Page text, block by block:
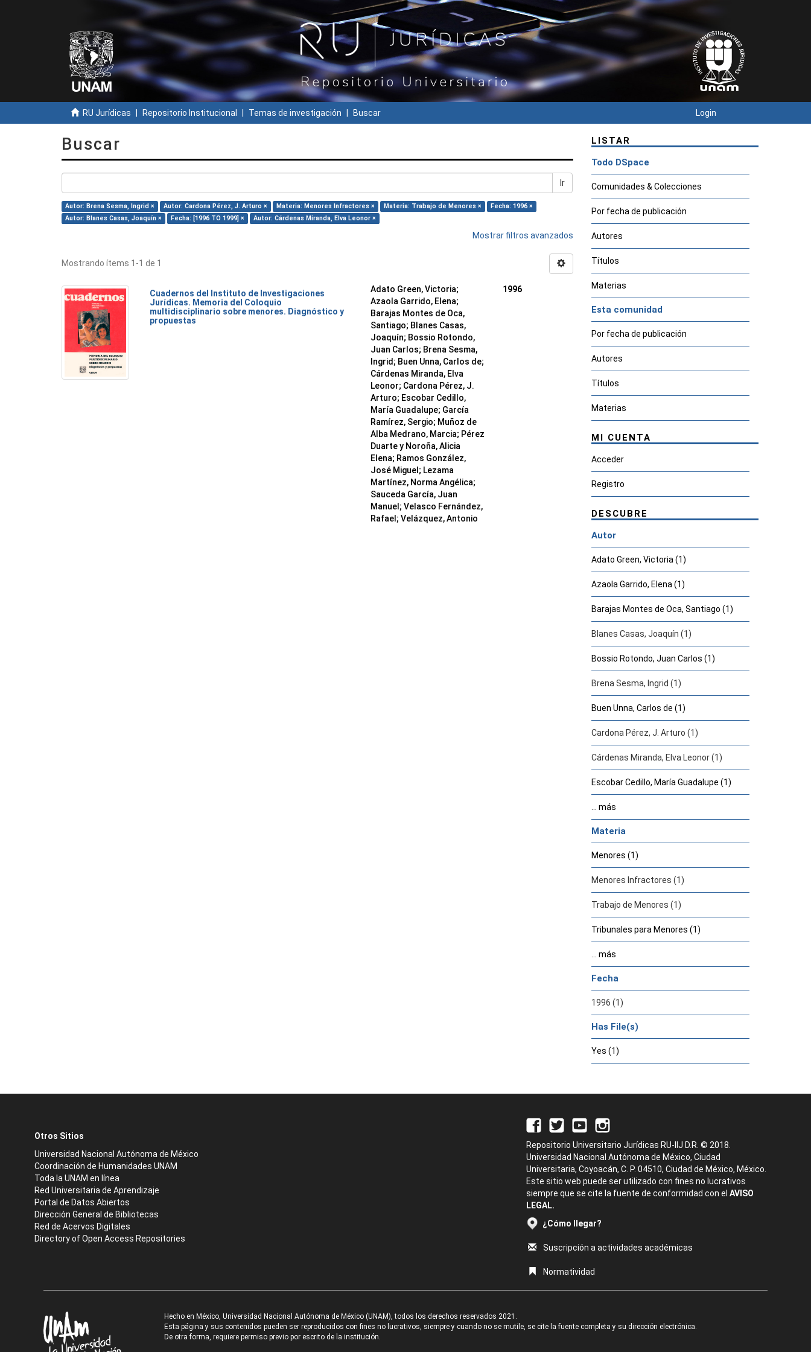
RU Jurídicas Repositorio Institucional Temas de investigación Buscar Login
Buscar
Ir
Autor: Brena Sesma, Ingrid × Autor: Cardona Pérez, J. Arturo × Materia: Menores Infractores × Materia: Trabajo de Menores ×
Fecha: 1996 ×
Autor: Blanes Casas, Joaquín ×
Fecha: [1996 TO 1999] × Autor: Cárdenas Miranda, Elva Leonor ×
Mostrar filtros avanzados
Mostrando ítems 1-1 de 1
Cuadernos del Instituto de Investigaciones
Jurídicas. Memoria del Coloquio
multidisciplinario sobre menores. Diagnóstico y
propuestas
Adato Green, Victoria;
Azaola Garrido, Elena;
Barajas Montes de Oca,
Santiago; Blanes Casas,
Joaquín; Bossio Rotondo,
Juan Carlos; Brena Sesma,
Ingrid; Buen Unna, Carlos de;
Cárdenas Miranda, Elva
Leonor; Cardona Pérez, J.
Arturo; Escobar Cedillo,
María Guadalupe; García
Ramírez, Sergio; Muñoz de
Alba Medrano, Marcia; Pérez
Duarte y Noroña, Alicia
Elena; Ramos González,
José Miguel; Lezama
Martínez, Norma Angélica;
Sauceda García, Juan
Manuel; Velasco Fernández,
Rafael; Velázquez, Antonio
1996
LISTAR
Todo DSpace
Comunidades & Colecciones
Por fecha de publicación
Autores
Títulos
Materias
Esta comunidad
Por fecha de publicación
Autores
Títulos
Materias
MI CUENTA
Acceder
Registro
DESCUBRE
Autor
Adato Green, Victoria (1)
Azaola Garrido, Elena (1)
Barajas Montes de Oca, Santiago (1)
Blanes Casas, Joaquín (1)
Bossio Rotondo, Juan Carlos (1)
Brena Sesma, Ingrid (1)
Buen Unna, Carlos de (1)
Cardona Pérez, J. Arturo (1)
Cárdenas Miranda, Elva Leonor (1)
Escobar Cedillo, María Guadalupe (1)
... más
Materia
Menores (1)
Menores Infractores (1)
Trabajo de Menores (1)
Tribunales para Menores (1)
... más
Fecha
1996 (1)
Has File(s)
Yes (1)
Otros Sitios
Universidad Nacional Autónoma de México
Coordinación de Humanidades UNAM
Toda la UNAM en línea
Red Universitaria de Aprendizaje
Portal de Datos Abiertos
Dirección General de Bibliotecas
Red de Acervos Digitales
Directory of Open Access Repositories
Repositorio Universitario Jurídicas RU-IIJ D.R. © 2018.
Universidad Nacional Autónoma de México, Ciudad
Universitaria, Coyoacán, C. P. 04510, Ciudad de México, México.
Este sitio web puede ser utilizado con fines no lucrativos
siempre que se cite la fuente de conformidad con el AVISO
LEGAL.
¿Cómo llegar?
Suscripción a actividades académicas
Normatividad
Hecho en México, Universidad Nacional Autónoma de México (UNAM), todos los derechos reservados 2021.
Esta página y sus contenidos pueden ser reproducidos con fines no lucrativos, siempre y cuando no se mutile, se cite la fuente completa y su dirección electrónica.
De otra forma, requiere permiso previo por escrito de la institución.